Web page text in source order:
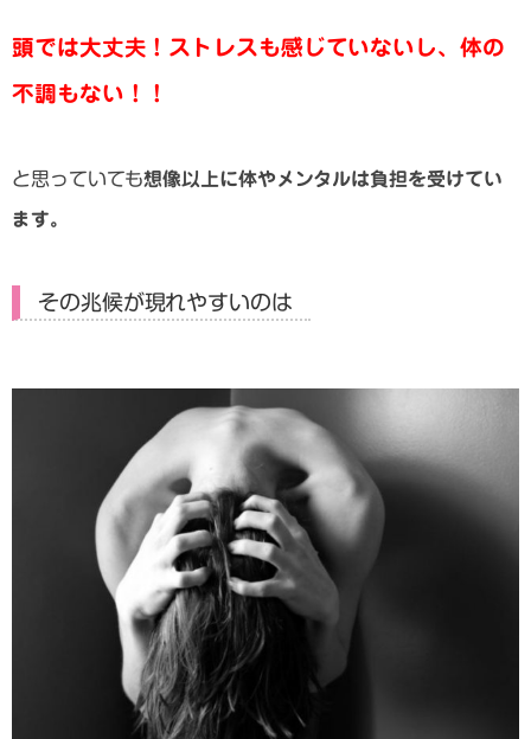
頭では大丈夫！ストレスも感じていないし、体の
不調もない！！
と思っていても想像以上に体やメンタルは負担を受けてい
ます。
その兆候が現れやすいのは